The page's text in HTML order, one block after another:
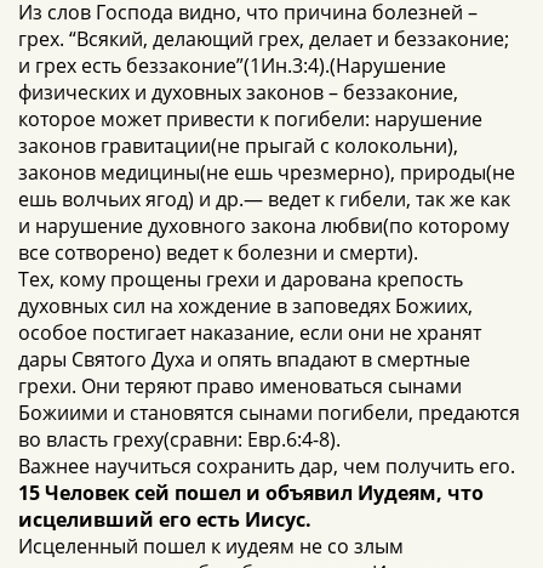
Из слов Господа видно, что причина болезней –
грех. “Всякий, делающий грех, делает и беззаконие;
и грех есть беззаконие”(1Ин.3:4).(Нарушение
физических и духовных законов – беззаконие,
которое может привести к погибели: нарушение
законов гравитации(не прыгай с колокольни),
законов медицины(не ешь чрезмерно), природы(не
ешь волчьих ягод) и др.— ведет к гибели, так же как
и нарушение духовного закона любви(по которому
все сотворено) ведет к болезни и смерти).
Тех, кому прощены грехи и дарована крепость
духовных сил на хождение в заповедях Божиих,
особое постигает наказание, если они не хранят
дары Святого Духа и опять впадают в смертные
грехи. Они теряют право именоваться сынами
Божиими и становятся сынами погибели, предаются
во власть греху(сравни: Евр.6:4-8).
Важнее научиться сохранить дар, чем получить его.
15 Человек сей пошел и объявил Иудеям, что
исцеливший его есть Иисус.
Исцеленный пошел к иудеям не со злым